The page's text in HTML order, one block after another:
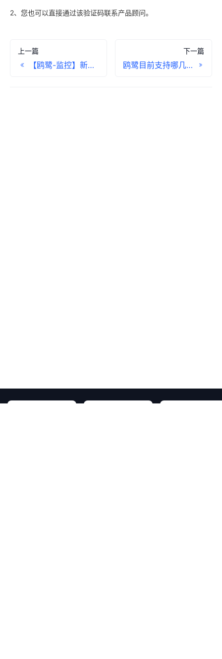
2、您也可以直接通过该验证码联系产品顾问。
上一篇
【鸥鹭-监控】新品雷达
下一篇
鸥鹭目前支持哪几个站点？